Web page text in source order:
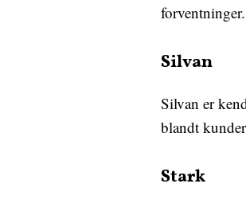
forventninger.
Silvan
Silvan er
blandt
Stark